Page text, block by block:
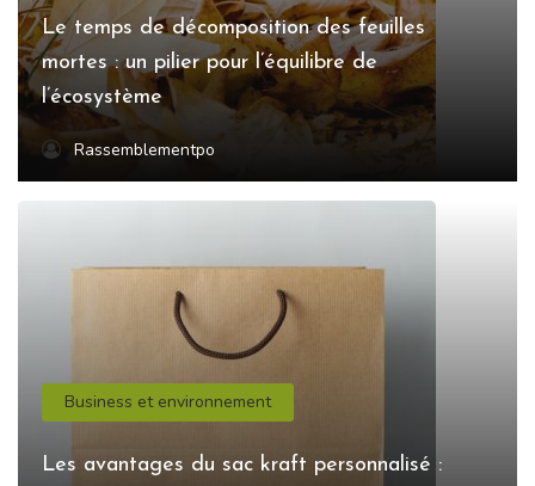
Le temps de décomposition des feuilles
mortes : un pilier pour l’équilibre de
l’écosystème
Rassemblementpo
Business et environnement
Les avantages du sac kraft personnalisé :